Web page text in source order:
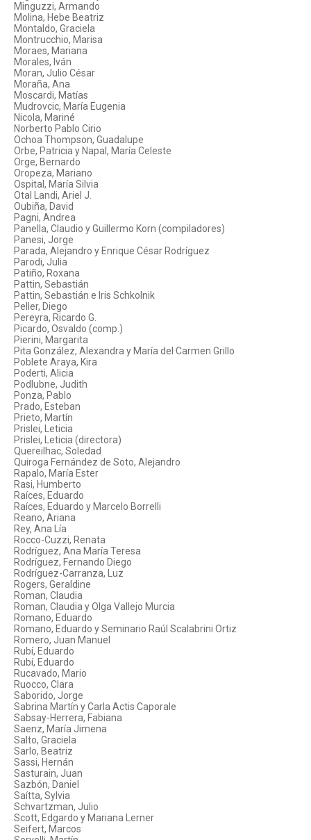
Minguzzi, Armando
Molina, Hebe Beatriz
Montaldo, Graciela
Montrucchio, Marisa
Moraes, Mariana
Morales, Iván
Moran, Julio César
Moraña, Ana
Moscardi, Matías
Mudrovcic, María Eugenia
Nicola, Mariné
Norberto Pablo Cirio
Ochoa Thompson, Guadalupe
Orbe, Patricia y Napal, María Celeste
Orge, Bernardo
Oropeza, Mariano
Ospital, María Silvia
Otal Landi, Ariel J.
Oubiña, David
Pagni, Andrea
Panella, Claudio y Guillermo Korn (compiladores)
Panesi, Jorge
Parada, Alejandro y Enrique César Rodríguez
Parodi, Julia
Patiño, Roxana
Pattin, Sebastián
Pattin, Sebastián e Iris Schkolnik
Peller, Diego
Pereyra, Ricardo G.
Picardo, Osvaldo (comp.)
Pierini, Margarita
Pita González, Alexandra y María del Carmen Grillo
Poblete Araya, Kira
Poderti, Alicia
Podlubne, Judith
Ponza, Pablo
Prado, Esteban
Prieto, Martín
Prislei, Leticia
Prislei, Leticia (directora)
Quereilhac, Soledad
Quiroga Fernández de Soto, Alejandro
Rapalo, María Ester
Rasi, Humberto
Raíces, Eduardo
Raíces, Eduardo y Marcelo Borrelli
Reano, Ariana
Rey, Ana Lía
Rocco-Cuzzi, Renata
Rodríguez, Ana María Teresa
Rodríguez, Fernando Diego
Rodríguez-Carranza, Luz
Rogers, Geraldine
Roman, Claudia
Roman, Claudia y Olga Vallejo Murcia
Romano, Eduardo
Romano, Eduardo y Seminario Raúl Scalabrini Ortiz
Romero, Juan Manuel
Rubí, Eduardo
Rubí, Eduardo
Rucavado, Mario
Ruocco, Clara
Saborido, Jorge
Sabrina Martín y Carla Actis Caporale
Sabsay-Herrera, Fabiana
Saenz, María Jimena
Salto, Graciela
Sarlo, Beatriz
Sassi, Hernán
Sasturain, Juan
Sazbón, Daniel
Saítta, Sylvia
Schvartzman, Julio
Scott, Edgardo y Mariana Lerner
Seifert, Marcos